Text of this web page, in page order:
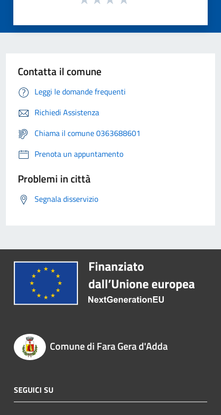
Contatta il comune
Leggi le domande frequenti
Richiedi Assistenza
Chiama il comune 0363688601
Prenota un appuntamento
Problemi in città
Segnala disservizio
Comune di Fara Gera d'Adda
SEGUICI SU